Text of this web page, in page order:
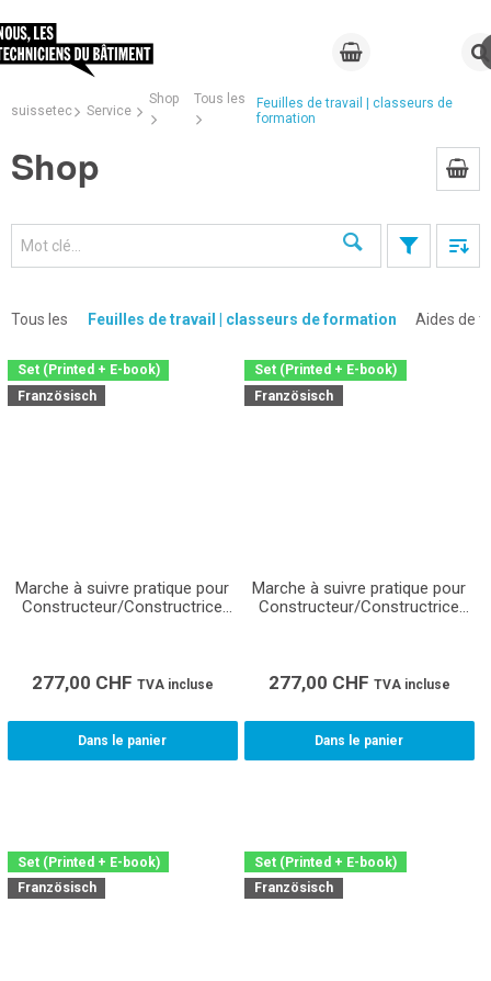
suissetec Service
Shop Tous les
Feuilles de travail | classeurs de
formation
Shop
Recherche
Tous les Feuilles de travail | classeurs de formation Aides de
Set (Printed + E-book)
Französisch
Marche à suivre pratique pour
Constructeur/Constructrice
formateurs en entreprise,
cours interentreprises pour la
formation des apprentis
277,00 CHF TVA incluse
Dans le panier
Set (Printed + E-book)
Französisch
Marche à suivre pratique pour
Constructeur/Constructrice
formateurs en entreprise,
cours interentreprises pour la
formation des apprentis
277,00 CHF TVA incluse
Dans le panier
Set (Printed + E-book)
Französisch
Set (Printed + E-book)
Französisch